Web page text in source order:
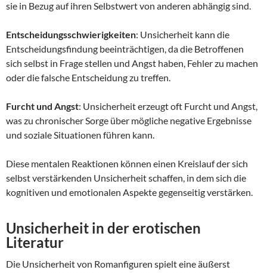
sie in Bezug auf ihren Selbstwert von anderen abhängig sind.
Entscheidungsschwierigkeiten: Unsicherheit kann die
Entscheidungsfindung beeinträchtigen, da die Betroffenen
sich selbst in Frage stellen und Angst haben, Fehler zu machen
oder die falsche Entscheidung zu treffen.
Furcht und Angst: Unsicherheit erzeugt oft Furcht und Angst,
was zu chronischer Sorge über mögliche negative Ergebnisse
und soziale Situationen führen kann.
Diese mentalen Reaktionen können einen Kreislauf der sich
selbst verstärkenden Unsicherheit schaffen, in dem sich die
kognitiven und emotionalen Aspekte gegenseitig verstärken.
Unsicherheit in der erotischen
Literatur
Die Unsicherheit von Romanfiguren spielt eine äußerst